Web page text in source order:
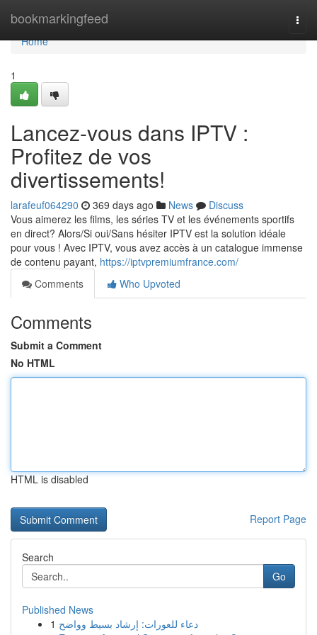
bookmarkingfeed
Home
Home
1
Lancez-vous dans IPTV :
Profitez de vos
divertissements!
larafeuf064290 369 days ago News
Discuss
Vous aimerez les films, les séries TV et les événements sportifs
en direct? Alors/Si oui/Sans hésiter IPTV est la solution idéale
pour vous ! Avec IPTV, vous avez accès à un catalogue immense
de contenu payant, https://iptvpremiumfrance.com/
Comments
Who Upvoted
Comments
Submit a Comment
No HTML
HTML is disabled
Report Page
Search
Go
Published News
1 دعاء للعورات: إرشاد بسيط وواضح